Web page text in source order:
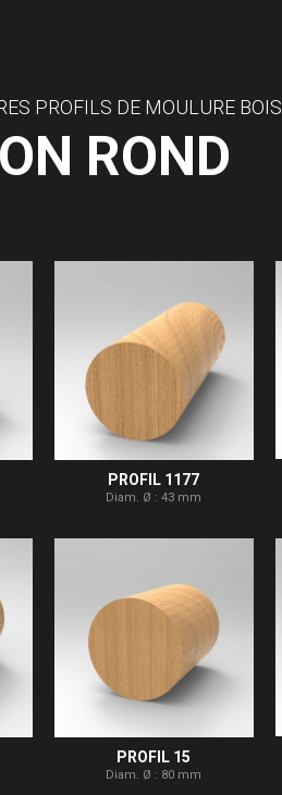
PROFILS DE MOULURE BOIS
ROND
PROFIL 1177
Diam. Ø : 43 mm
PROFIL 15
Diam. Ø : 80 mm